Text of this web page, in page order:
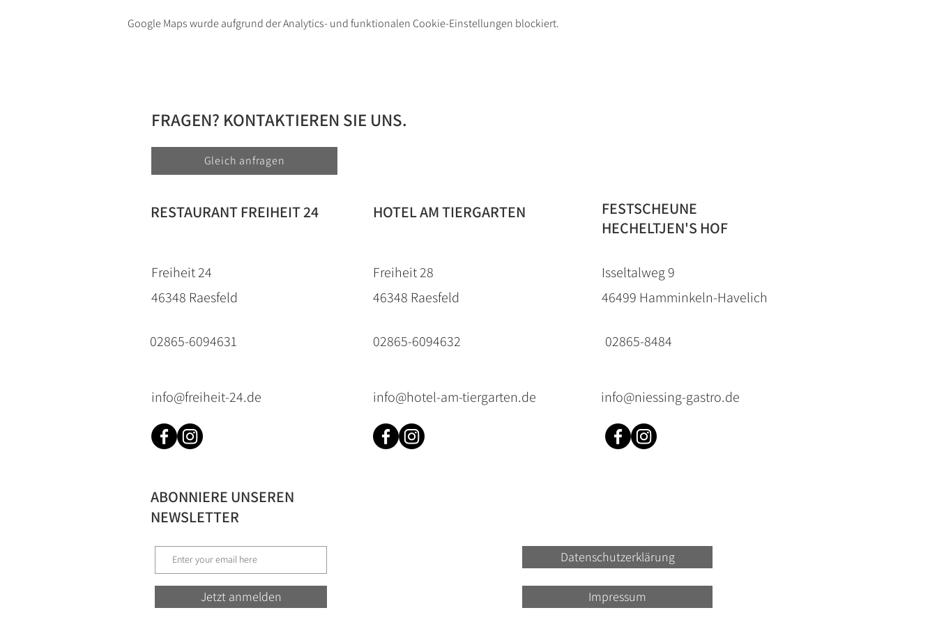
Google Maps wurde aufgrund der Analytics- und funktionalen Cookie-Einstellungen blockiert.
FRAGEN? KONTAKTIEREN SIE UNS.
Gleich anfragen
RESTAURANT FREIHEIT 24
Freiheit 24
46348 Raesfeld
02865-6094631
info@freiheit-24.de
ABONNIERE UNSEREN
NEWSLETTER
Jetzt anmelden
HOTEL AM TIERGARTEN
Freiheit 28
46348 Raesfeld
02865-6094632
info@hotel-am-tiergarten.de
FESTSCHEUNE
HECHELTJEN'S HOF
Isseltalweg 9
46499 Hamminkeln-Havelich
02865-8484
info@niessing-gastro.de
Datenschutzerklärung
Impressum